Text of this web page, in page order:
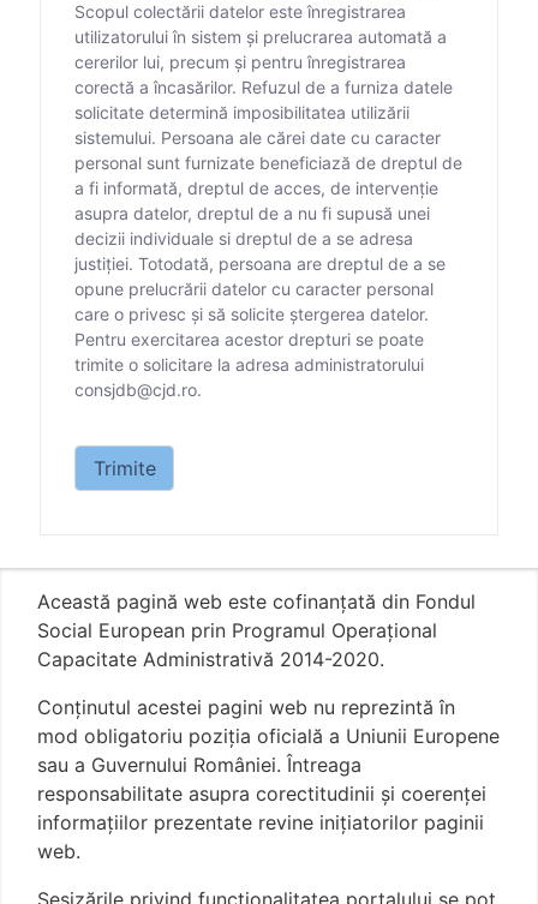
Scopul colectării datelor este înregistrarea
utilizatorului în sistem și prelucrarea automată a
cererilor lui, precum și pentru înregistrarea
corectă a încasărilor. Refuzul de a furniza datele
solicitate determină imposibilitatea utilizării
sistemului. Persoana ale cărei date cu caracter
personal sunt furnizate beneficiază de dreptul de
a fi informată, dreptul de acces, de intervenție
asupra datelor, dreptul de a nu fi supusă unei
decizii individuale si dreptul de a se adresa
justiției. Totodată, persoana are dreptul de a se
opune prelucrării datelor cu caracter personal
care o privesc și să solicite ștergerea datelor.
Pentru exercitarea acestor drepturi se poate
trimite o solicitare la adresa administratorului
consjdb@cjd.ro.
Trimite
Această pagină web este cofinanțată din Fondul
Social European prin Programul Operațional
Capacitate Administrativă 2014-2020.
Conţinutul acestei pagini web nu reprezintă în
mod obligatoriu poziţia oficială a Uniunii Europene
sau a Guvernului României. Întreaga
responsabilitate asupra corectitudinii și coerenței
informațiilor prezentate revine inițiatorilor paginii
web.